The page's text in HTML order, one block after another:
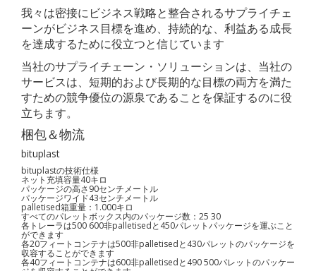
我々は密接にビジネス戦略と整合されるサプライチェ
ーンがビジネス目標を進め、持続的な、利益ある成長
を達成するために役立つと信じています
当社のサプライチェーン・ソリューションは、当社の
サービスは、短期的および長期的な目標の両方を満た
すための競争優位の源泉であることを保証するのに役
立ちます。
梱包＆物流
bituplast
bituplastの技術仕様
ネット充填容量40キロ
パッケージの高さ90センチメートル
パッケージワイド43センチメートル
palletised箱重量：1.000キロ
すべてのパレットボックス内のパッケージ数：25 30
各トレーラは500 600非palletisedと450パレットパッケージを運ぶこと
ができます
各20フィートコンテナは500非palletisedと430パレットのパッケージを
収容することができます
各40フィートコンテナは600非palletisedと490 500パレットのパッケー